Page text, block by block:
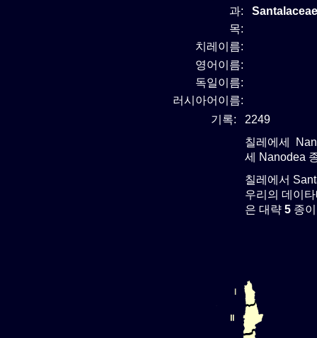
과:
목:
치레이름:
영어이름:
독일이름:
러시아어이름:
기록:
2249
칠레에세
세 Nanodea
칠레에서
우리의 데이
은 대략 5 종